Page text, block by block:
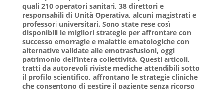
quali 210 operatori sanitari, 38 direttori e
responsabili di Unità Operativa, alcuni magistrati e
professori universitari. Sono state rese così
disponibili le migliori strategie per affrontare con
successo emorragie e malattie ematologiche con
alternative validate alle emotrasfusioni, oggi
patrimonio dell’intera collettività. Questi articoli,
tratti da autorevoli riviste mediche attendibili sotto
il profilo scientifico, affrontano le strategie cliniche
che consentono di gestire il paziente senza ricorso